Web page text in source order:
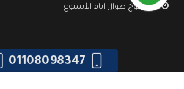
مفتوح طوال ايام الأسبوع
01108098347